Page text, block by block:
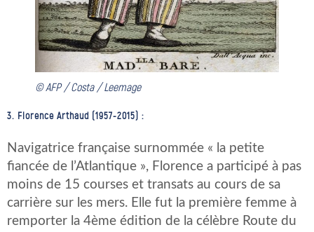
© AFP / Costa / Leemage
3. Florence Arthaud (1957-2015) :
Navigatrice française surnommée « la petite
fiancée de l’Atlantique », Florence a participé à pas
moins de 15 courses et transats au cours de sa
carrière sur les mers. Elle fut la première femme à
remporter la 4ème édition de la célèbre Route du